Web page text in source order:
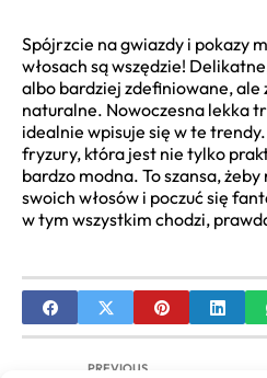
Spójrzcie na gwiazdy i pokazy
włosach są wszędzie!
albo bardziej zdefiniowane, ale
naturalne. Nowoczesna lekka
idealnie wpisuje się w te
fryzury, która jest nie tylko
bardzo modna. To szansa,
swoich włosów i poczuć się
w tym wszystkim chodzi,
PREVIOUS